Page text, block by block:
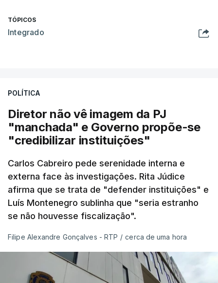
TÓPICOS
Integrado
POLÍTICA
Diretor não vê imagem da PJ
"manchada" e Governo propõe-se
"credibilizar instituições"
Carlos Cabreiro pede serenidade interna e
externa face às investigações. Rita Júdice
afirma que se trata de "defender instituições" e
Luís Montenegro sublinha que "seria estranho
se não houvesse fiscalização".
Filipe Alexandre Gonçalves - RTP / cerca de uma hora